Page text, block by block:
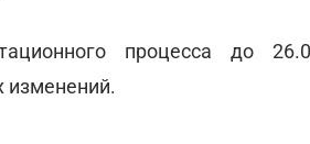
процесса до
изменений.